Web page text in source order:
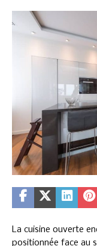
La cuisine ouverte
positionnée face au